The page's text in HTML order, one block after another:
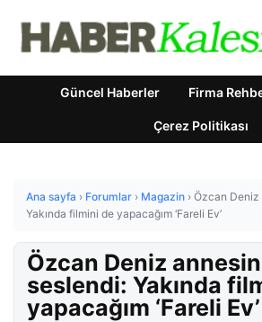
Güncel Haberler Firma
Çerez Politikası
Ana sayfa › Forumlar › Magazin › Özcan Deniz
Yakında filmini de yapacağım ‘Fareli Ev’
Özcan Deniz
seslendi: Yakında
yapacağım ‘Fareli Ev’